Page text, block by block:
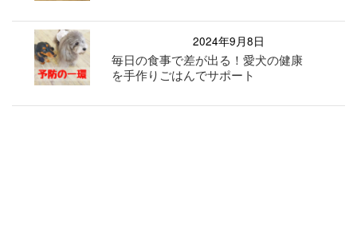
2024年9月8日
毎日の食事で差が出る！愛犬の健康
を手作りごはんでサポート